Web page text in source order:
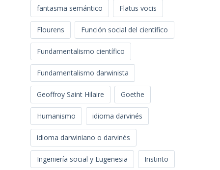
fantasma semántico Flatus vocis
Flourens Función social del científico
Fundamentalismo científico
Fundamentalismo darwinista
Geoffroy Saint Hilaire Goethe
Humanismo idioma darvinés
idioma darwiniano o darvinés
Ingeniería social y Eugenesia Instinto